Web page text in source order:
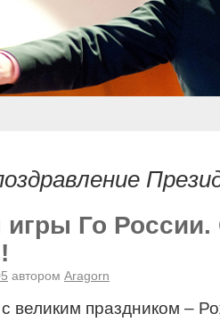
Го
автором Aragorn
великим праздником –